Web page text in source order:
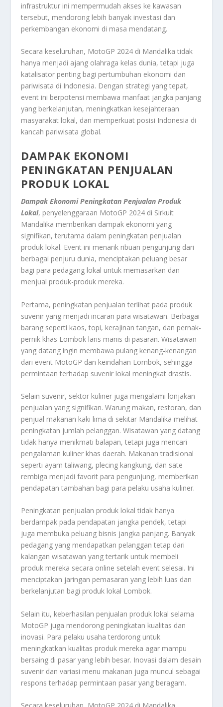
infrastruktur ini mempermudah akses ke kawasan
tersebut, mendorong lebih banyak investasi dan
perkembangan ekonomi di masa mendatang.
Secara keseluruhan, MotoGP 2024 di Mandalika tidak
hanya menjadi ajang olahraga kelas dunia, tetapi juga
katalisator penting bagi pertumbuhan ekonomi dan
pariwisata di Indonesia. Dengan strategi yang tepat,
event ini berpotensi membawa manfaat jangka panjang
yang berkelanjutan, meningkatkan kesejahteraan
masyarakat lokal, dan memperkuat posisi Indonesia di
kancah pariwisata global.
DAMPAK EKONOMI
PENINGKATAN PENJUALAN
PRODUK LOKAL
Dampak Ekonomi Peningkatan Penjualan Produk
Lokal, penyelenggaraan MotoGP 2024 di Sirkuit
Mandalika memberikan dampak ekonomi yang
signifikan, terutama dalam peningkatan penjualan
produk lokal. Event ini menarik ribuan pengunjung dari
berbagai penjuru dunia, menciptakan peluang besar
bagi para pedagang lokal untuk memasarkan dan
menjual produk-produk mereka.
Pertama, peningkatan penjualan terlihat pada produk
suvenir yang menjadi incaran para wisatawan. Berbagai
barang seperti kaos, topi, kerajinan tangan, dan pernak-
pernik khas Lombok laris manis di pasaran. Wisatawan
yang datang ingin membawa pulang kenang-kenangan
dari event MotoGP dan keindahan Lombok, sehingga
permintaan terhadap suvenir lokal meningkat drastis.
Selain suvenir, sektor kuliner juga mengalami lonjakan
penjualan yang signifikan. Warung makan, restoran, dan
penjual makanan kaki lima di sekitar Mandalika melihat
peningkatan jumlah pelanggan. Wisatawan yang datang
tidak hanya menikmati balapan, tetapi juga mencari
pengalaman kuliner khas daerah. Makanan tradisional
seperti ayam taliwang, plecing kangkung, dan sate
rembiga menjadi favorit para pengunjung, memberikan
pendapatan tambahan bagi para pelaku usaha kuliner.
Peningkatan penjualan produk lokal tidak hanya
berdampak pada pendapatan jangka pendek, tetapi
juga membuka peluang bisnis jangka panjang. Banyak
pedagang yang mendapatkan pelanggan tetap dari
kalangan wisatawan yang tertarik untuk membeli
produk mereka secara online setelah event selesai. Ini
menciptakan jaringan pemasaran yang lebih luas dan
berkelanjutan bagi produk lokal Lombok.
Selain itu, keberhasilan penjualan produk lokal selama
MotoGP juga mendorong peningkatan kualitas dan
inovasi. Para pelaku usaha terdorong untuk
meningkatkan kualitas produk mereka agar mampu
bersaing di pasar yang lebih besar. Inovasi dalam desain
suvenir dan variasi menu makanan juga muncul sebagai
respons terhadap permintaan pasar yang beragam.